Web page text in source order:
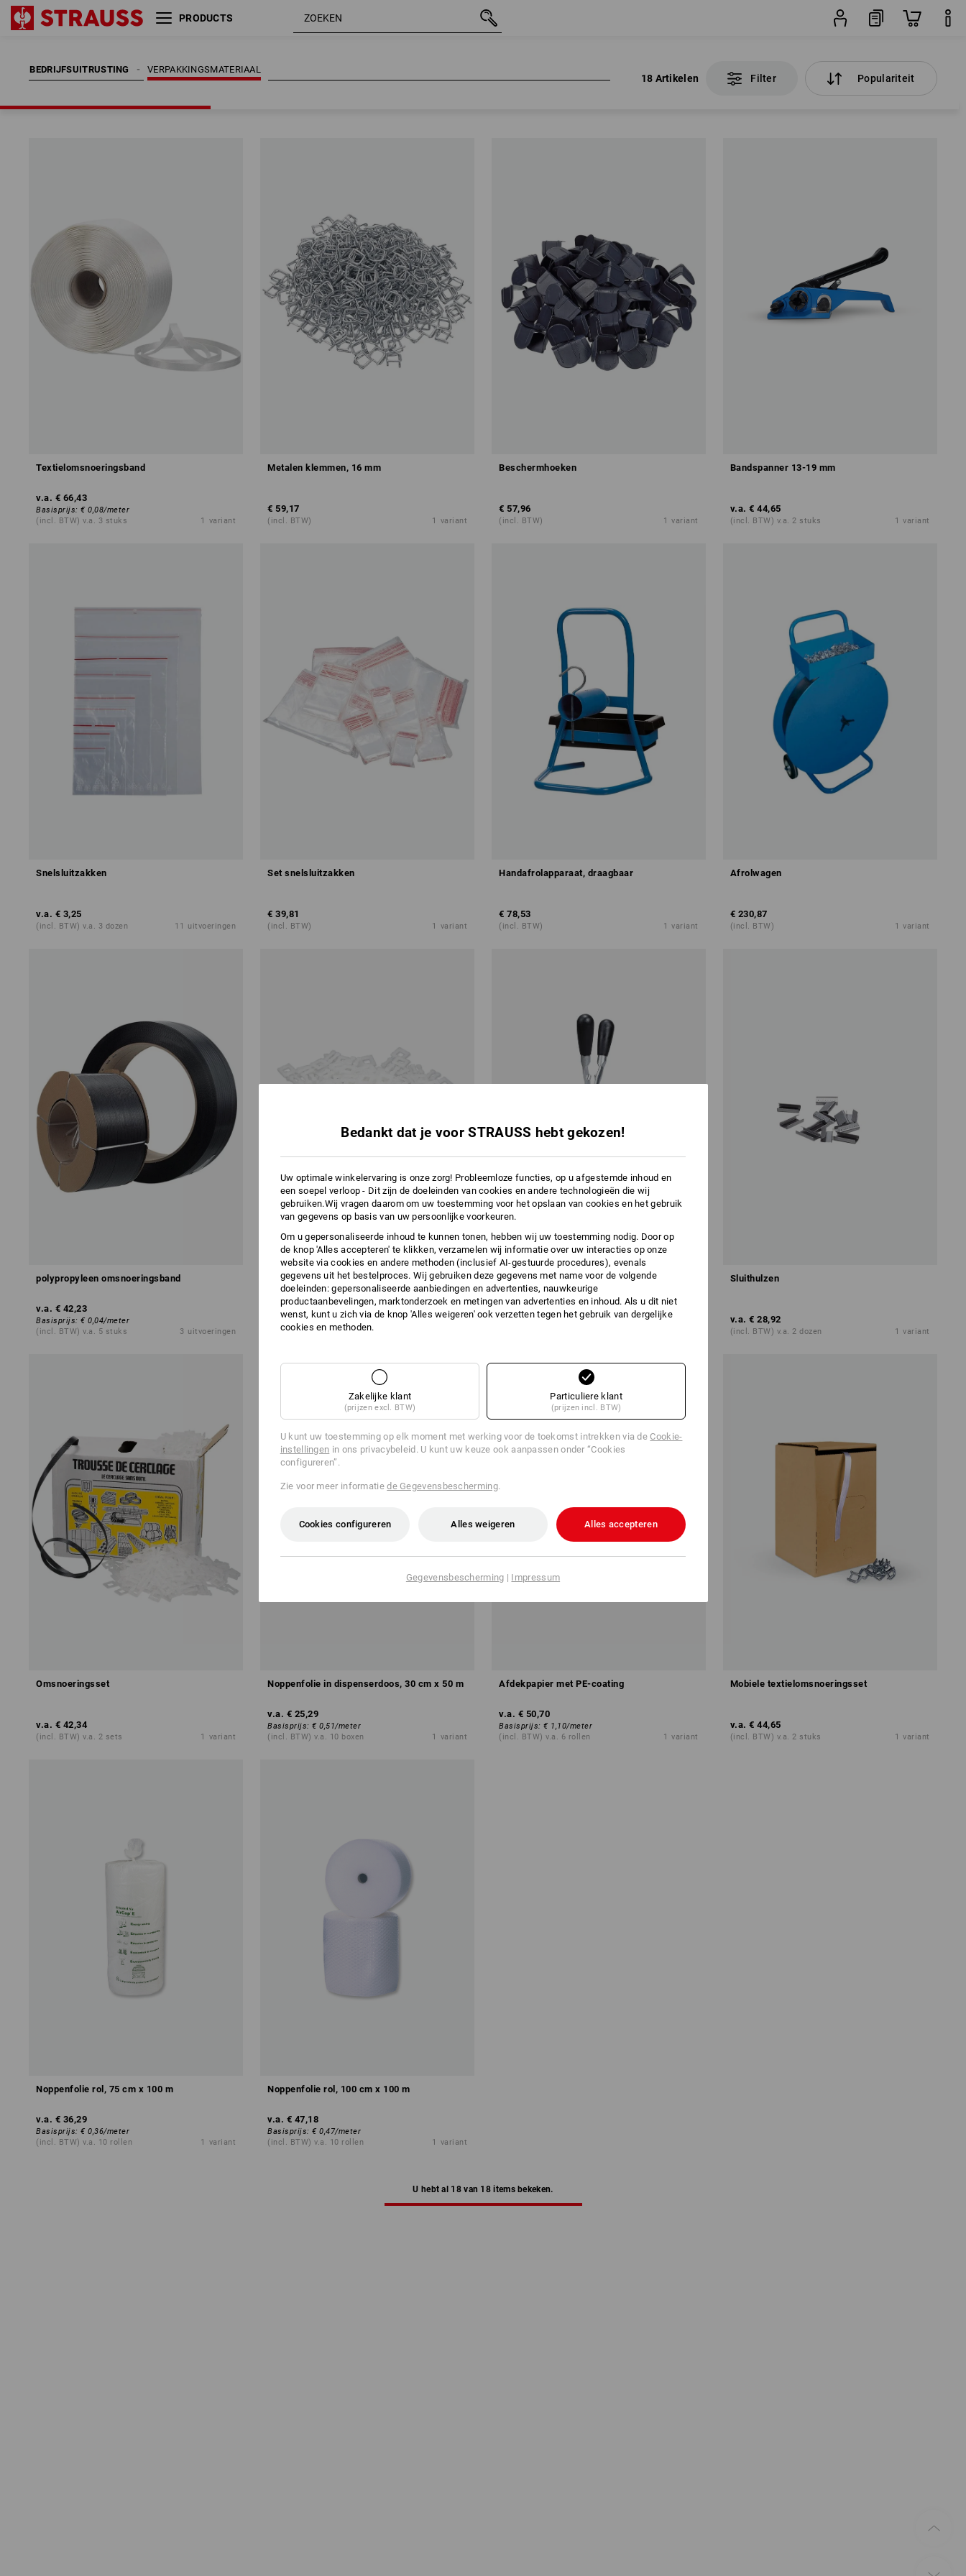
PRODUCTS
BEDRIJFSUITRUSTING VERPAKKINGSMATERIAAL
18 Artikelen Filter Populariteit
BEDRIJFSUITRUSTING VERPAKKINGSMATERIAAL
18 Artikelen Filter Populariteit
Textielomsnoeringsband
v.a. € 66,43
Basisprijs:€ 0,08/meter
(incl. BTW) v.a. 3 stuks
1 variant
Metalen klemmen, 16 mm
€ 59,17
(incl. BTW) 1 variant
Beschermhoeken
€ 57,96
(incl. BTW) 1 variant
Bandspanner 13-19 mm
v.a. € 44,65
(incl. BTW) v.a. 2 stuks 1 variant
Snelsluitzakken
v.a. € 3,25
(incl. BTW) v.a. 3 dozen 11 uitvoeringen
Set snelsluitzakken
€ 39,81
(incl. BTW) 1 variant
Handafrolapparaat, draagbaar
€ 78,53
(incl. BTW) 1 variant
Afrolwagen
€ 230,87
(incl. BTW) 1 variant
polypropyleen omsnoeringsband
v.a. € 42,23
Basisprijs:€ 0,04/meter
(incl. BTW) v.a. 5 stuks
3 uitvoeringen
Kunststofgespen, 13 mm
v.a. € 31,34
(incl. BTW) v.a. 5 zakken
Span- en sluitapparaat
€ 187,43
Sluithulzen
v.a. € 28,92
(incl. BTW) v.a. 2 dozen 1 variant
Omsnoeringsset
v.a. € 42,34
(incl. BTW) v.a. 2 sets 1 variant
Noppenfolie in dispenserdoos, 30 cm x 50 m
v.a. € 25,29
Basisprijs:€ 0,51/meter
(incl. BTW) v.a. 10 boxen
1 variant
Afdekpapier met PE-coating
v.a. € 50,70
Basisprijs: € 1,10/meter
(incl. BTW) v.a. 6 rollen
1 variant
Mobiele textielomsnoeringsset
v.a. € 44,65
(incl. BTW) v.a. 2 stuks 1 variant
Noppenfolie rol, 75 cm x 100 m
v.a. € 36,29
Basisprijs:€ 0,36/meter
(incl. BTW) v.a. 10 rollen
1 variant
Noppenfolie rol, 100 cm x 100 m
v.a. € 47,18
Basisprijs:€ 0,47/meter
(incl. BTW) v.a. 10 rollen
1 variant
U hebt al 18 van 18 items bekeken.
Bedankt dat je voor STRAUSS hebt gekozen!
Uw optimale winkelervaring is onze zorg! Probleemloze functies, op u afgestemde inhoud en
een soepel verloop - Dit zijn de doeleinden van cookies en andere technologieën die wij
gebruiken.Wij vragen daarom om uw toestemming voor het opslaan van cookies en het gebruik
van gegevens op basis van uw persoonlijke voorkeuren.
Om u gepersonaliseerde inhoud te kunnen tonen, hebben wij uw toestemming nodig. Door op
de knop 'Alles accepteren' te klikken, verzamelen wij informatie over uw interacties op onze
website via cookies en andere methoden (inclusief AI-gestuurde procedures), evenals
gegevens uit het bestelproces. Wij gebruiken deze gegevens met name voor de volgende
doeleinden: gepersonaliseerde aanbiedingen en advertenties, nauwkeurige
productaanbevelingen, marktonderzoek en metingen van advertenties en inhoud. Als u dit niet
wenst, kunt u zich via de knop 'Alles weigeren' ook verzetten tegen het gebruik van dergelijke
cookies en methoden.
Zakelijke klant
(prijzen excl. BTW)
Particuliere klant
(prijzen incl. BTW)
U kunt uw toestemming op elk moment met werking voor de toekomst intrekken via deCookie-
instellingen in ons privacybeleid. U kunt uw keuze ook aanpassen onder “Cookies
configureren”.
Zie voor meer informatiede Gegevensbescherming.
Cookies configureren Alles weigeren Alles accepteren
Gegevensbescherming | Impressum